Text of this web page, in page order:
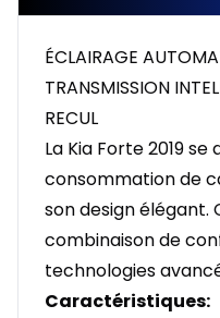
ÉCLAIRAGE
TRANSMISSION
RECUL
La Kia Forte 2019
consommation de
son design élégant.
combinaison de
technologies
Caractéristiques: